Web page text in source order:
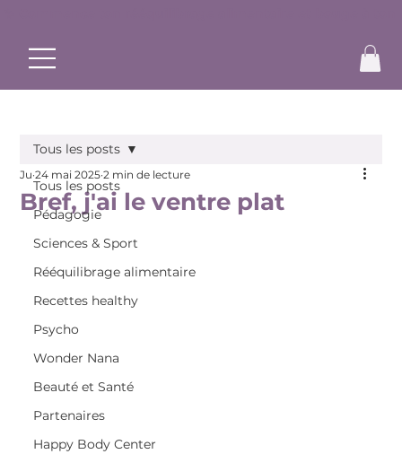
Tous les posts
Pédagogie
Sciences & Sport
Rééquilibrage alimentaire
Recettes healthy
Psycho
Wonder Nana
Beauté et Santé
Partenaires
Happy Body Center
Tous les posts
Bref, j'ai le ventre plat
Ju 24 mai 2025 2 min de lecture